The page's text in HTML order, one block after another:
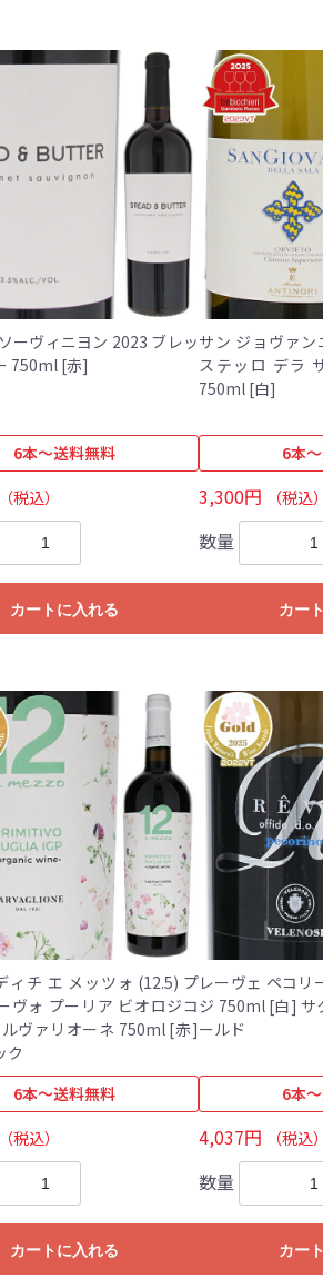
ーヴィニヨン 2023 ブレッ
ド＆バター 750ml [赤]
6本～送料無料
（税込）
カートに入れる
サン ジョヴァン
ステッロ デラ
750ml [白]
6本
3,300円 （税込）
数量
カー
ィチ エ メッツォ (12.5) プ
ヴォ プーリア ビオロジコ
ヴァリオーネ 750ml [赤]
ク
6本～送料無料
（税込）
カートに入れる
レーヴェ ペコリ
ジ 750ml [白] サクラアワード2020 ゴ
ールド
6本
4,037円 （税込）
数量
カー